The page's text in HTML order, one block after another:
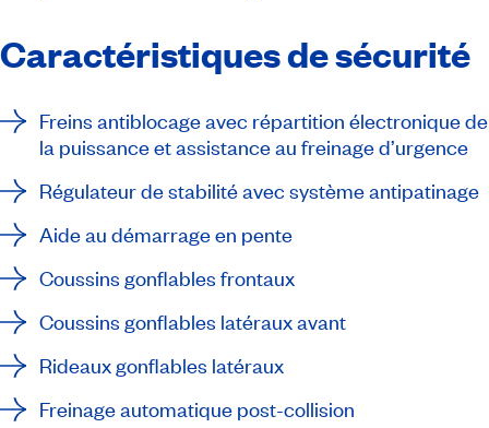
Caractéristiques de sécurité
Freins antiblocage avec répartition électronique de
la puissance et assistance au freinage d’urgence
Régulateur de stabilité avec système antipatinage
Aide au démarrage en pente
Coussins gonflables frontaux
Coussins gonflables latéraux avant
Rideaux gonflables latéraux
Freinage automatique post-collision